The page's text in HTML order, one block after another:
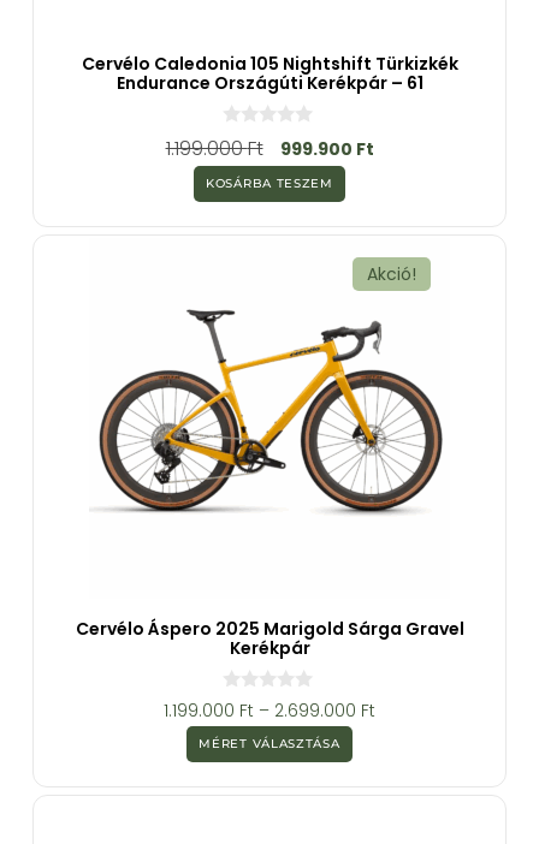
Cervélo Caledonia 105 Nightshift Türkizkék
Endurance Országúti Kerékpár – 61
0
a
5
-
b
ő
1.199.000Ft 999.900 Ft
KOSÁRBA TESZEM
Akció!
Cervélo Áspero 2025 Marigold Sárga Gravel
Kerékpár
0
a
z
5
b
1.199.000 Ft – 2.699.000 Ft
MÉRET VÁLASZTÁSA